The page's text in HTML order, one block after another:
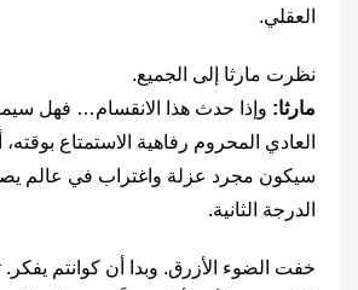
العقلي.
نظرت مارثا إلى الجميع.
مارثا: وإذا حدث هذا الانقسام… فهل
العادي المحروم رفاهية الاستمتاع
سيكون مجرد عزلة واغتراب في عالم
الدرجة الثانية.
خفت الضوء الأزرق. وبدا أن كوانتم